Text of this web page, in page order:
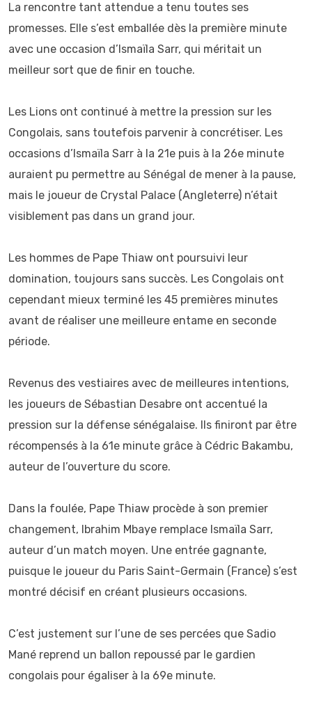
‎La rencontre tant attendue a tenu toutes ses
promesses. Elle s’est emballée dès la première minute
avec une occasion d’Ismaïla Sarr, qui méritait un
meilleur sort que de finir en touche.
‎Les Lions ont continué à mettre la pression sur les
Congolais, sans toutefois parvenir à concrétiser. Les
occasions d’Ismaïla Sarr à la 21e puis à la 26e minute
auraient pu permettre au Sénégal de mener à la pause,
mais le joueur de Crystal Palace (Angleterre) n’était
visiblement pas dans un grand jour.
‎Les hommes de Pape Thiaw ont poursuivi leur
domination, toujours sans succès. Les Congolais ont
cependant mieux terminé les 45 premières minutes
avant de réaliser une meilleure entame en seconde
période.
‎Revenus des vestiaires avec de meilleures intentions,
les joueurs de Sébastian Desabre ont accentué la
pression sur la défense sénégalaise. Ils finiront par être
récompensés à la 61e minute grâce à Cédric Bakambu,
auteur de l’ouverture du score.
‎Dans la foulée, Pape Thiaw procède à son premier
changement, Ibrahim Mbaye remplace Ismaïla Sarr,
auteur d’un match moyen. Une entrée gagnante,
puisque le joueur du Paris Saint-Germain (France) s’est
montré décisif en créant plusieurs occasions.
‎C’est justement sur l’une de ses percées que Sadio
Mané reprend un ballon repoussé par le gardien
congolais pour égaliser à la 69e minute.